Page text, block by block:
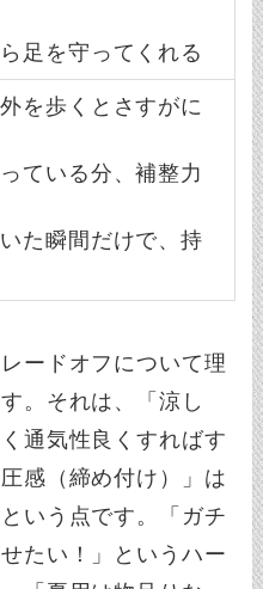
足を守ってくれる
を歩くとさすがに
ている分、補整力
た瞬間だけで、持
ードオフについて理
。それは、「涼し
通気性良くすればす
感（締め付け）」は
いう点です。「ガチ
たい！」というハー